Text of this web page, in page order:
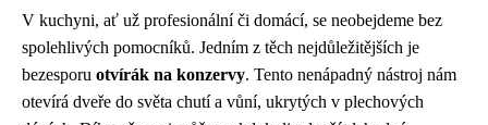
V kuchyni, ať už profesionální či domácí, se neobejdeme bez
spolehlivých pomocníků. Jedním z těch nejdůležitějších je
bezesporu otvírák na konzervy. Tento nenápadný nástroj nám
otevírá dveře do světa chutí a vůní, ukrytých v plechových